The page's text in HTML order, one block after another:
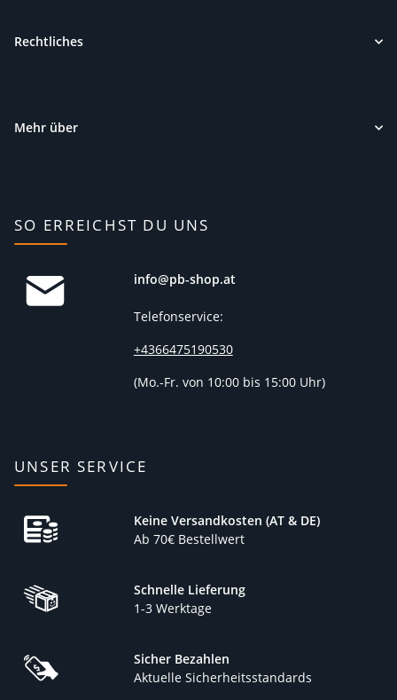
Rechtliches
Mehr über
SO ERREICHST DU UNS
info@pb-shop.at
Telefonservice:
+4366475190530
(Mo.-Fr. von 10:00 bis 15:00 Uhr)
UNSER SERVICE
Keine Versandkosten (AT & DE)
Ab 70€ Bestellwert
Schnelle Lieferung
1-3 Werktage
Sicher Bezahlen
Aktuelle Sicherheitsstandards